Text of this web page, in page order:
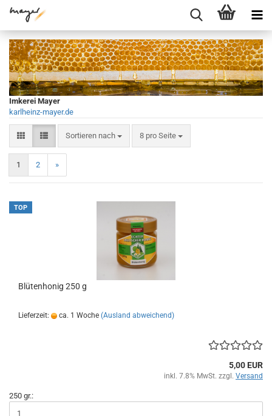
Imkerei Mayer
karlheinz-mayer.de
Sortieren nach
Sortieren nach 8 pro Seite
pro Seite
1 2 »
TOP
Blütenhonig 250 g
Lieferzeit: ca. 1 Woche (Ausland abweichend)
5,00 EUR
inkl. 7.8% MwSt. zzgl. Versand
250 gr.: